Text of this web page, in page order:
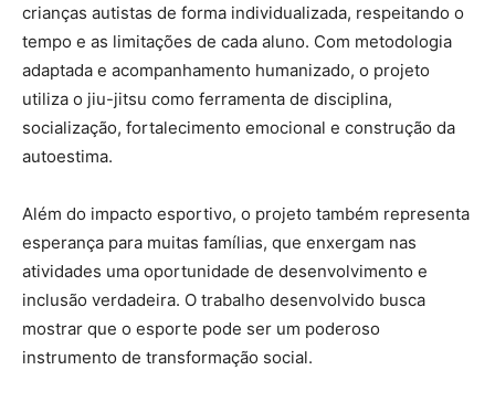
crianças autistas de forma individualizada, respeitando o
tempo e as limitações de cada aluno. Com metodologia
adaptada e acompanhamento humanizado, o projeto
utiliza o jiu-jitsu como ferramenta de disciplina,
socialização, fortalecimento emocional e construção da
autoestima.
Além do impacto esportivo, o projeto também representa
esperança para muitas famílias, que enxergam nas
atividades uma oportunidade de desenvolvimento e
inclusão verdadeira. O trabalho desenvolvido busca
mostrar que o esporte pode ser um poderoso
instrumento de transformação social.